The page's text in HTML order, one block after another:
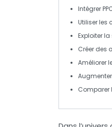
Intégrer
Utiliser les
Exploiter
Créer des
Améliorer
Comparer